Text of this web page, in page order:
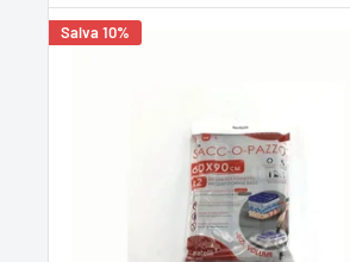
Salva 10%